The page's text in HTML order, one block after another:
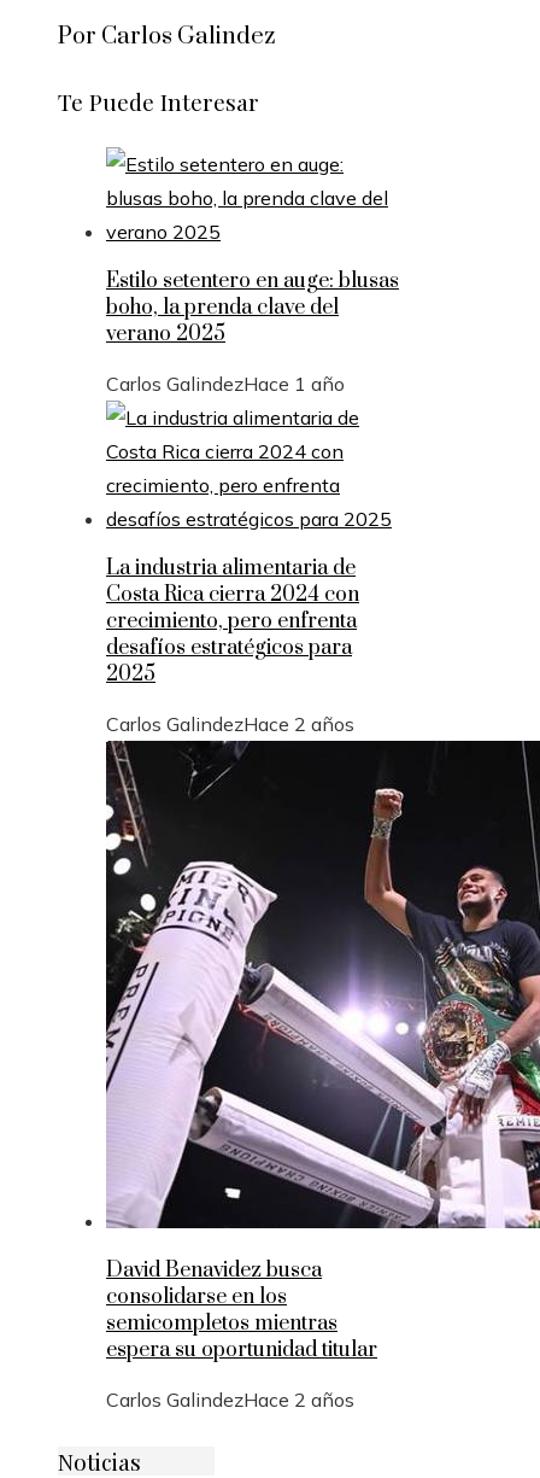
Por Carlos Galindez
Te Puede Interesar
Estilo setentero en auge: blusas
boho, la prenda clave del
verano 2025
Carlos GalindezHace 1 año
La industria alimentaria de
Costa Rica cierra 2024 con
crecimiento, pero enfrenta
desafíos estratégicos para
2025
Carlos GalindezHace 2 años
David Benavidez busca
consolidarse en los
semicompletos mientras
espera su oportunidad titular
Carlos GalindezHace 2 años
Noticias